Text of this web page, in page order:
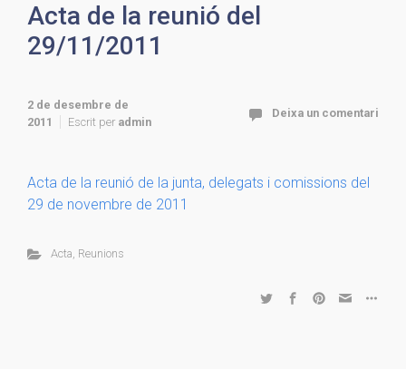
Acta de la reunió del
29/11/2011
2 de desembre de
2011
Escrit per admin
Deixa un comentari
Acta de la reunió de la junta, delegats i comissions del
29 de novembre de 2011
Acta, Reunions